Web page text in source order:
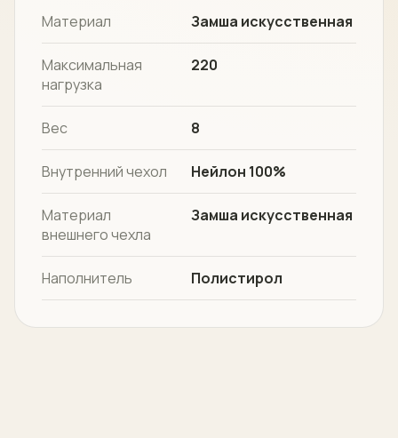
Материал Замша искусственная
Максимальная
нагрузка
220
Вес 8
Внутренний чехол Нейлон 100%
Материал
внешнего чехла
Замша искусственная
Наполнитель Полистирол